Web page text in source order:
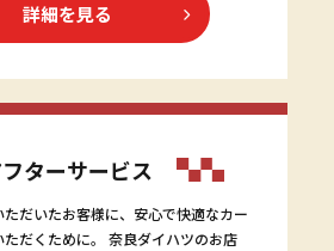
詳細を見る
ターサービス
だいたお客様に、安心で快適なカー
ただくために。 奈良ダイハツのお店